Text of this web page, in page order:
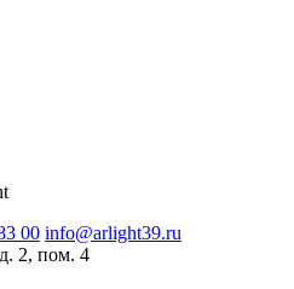
00 info@arlight39.ru
2, пом. 4